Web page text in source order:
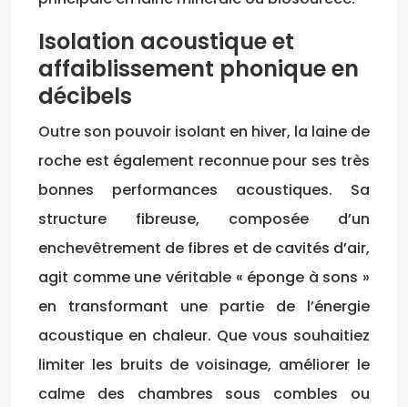
Isolation acoustique et
affaiblissement phonique en
décibels
Outre son pouvoir isolant en hiver, la laine de
roche est également reconnue pour ses très
bonnes performances acoustiques. Sa
structure fibreuse, composée d’un
enchevêtrement de fibres et de cavités d’air,
agit comme une véritable « éponge à sons »
en transformant une partie de l’énergie
acoustique en chaleur. Que vous souhaitiez
limiter les bruits de voisinage, améliorer le
calme des chambres sous combles ou